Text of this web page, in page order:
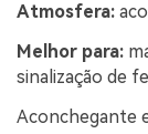
Atmosfera:
Melhor para:
sinalização de
Aconchegante